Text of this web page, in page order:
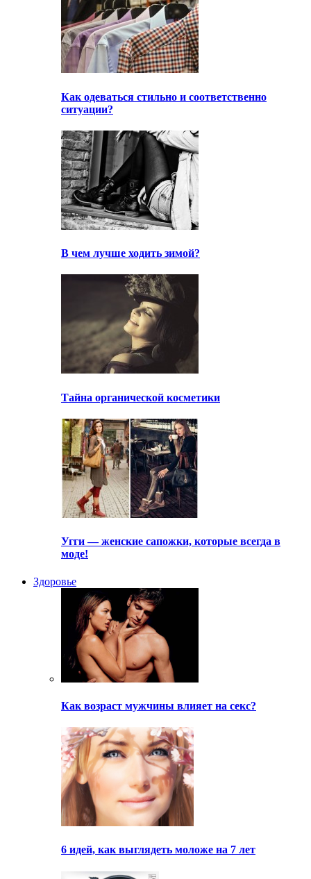
Как одеваться стильно и соответственно
ситуации?
В чем лучше ходить зимой?
Тайна органической косметики
Угги — женские сапожки, которые всегда в
моде!
Здоровье
Как возраст мужчины влияет на секс?
6 идей, как выглядеть моложе на 7 лет